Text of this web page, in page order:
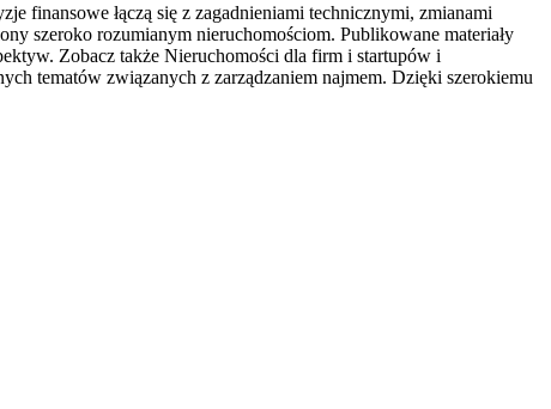
finansowe łączą się z zagadnieniami technicznymi, zmianami
szeroko rozumianym nieruchomościom. Publikowane materiały
Zobacz także Nieruchomości dla firm i startupów i
tematów związanych z zarządzaniem najmem. Dzięki szerokiemu